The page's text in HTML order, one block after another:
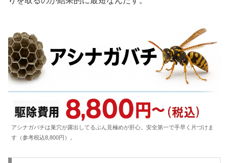
アシナガバチは巣穴が露出してるぶん見極めが肝心。安全第一で手早く片づけま
す（参考税込8,800円）。